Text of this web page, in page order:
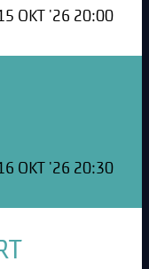
OKT '26 20:00
OKT '26 20:30